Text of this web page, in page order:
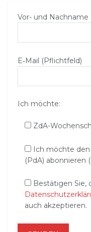
Vor- und
E‑Mail (Pflichtfeld)
Ich möchte:
ZdA-
Ich möchte
(PdA) abonnieren
Bestätigen Sie,
auch akzeptieren.